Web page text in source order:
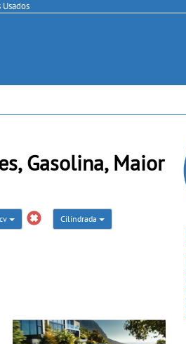
Gasolina, Maior
Cilindrada